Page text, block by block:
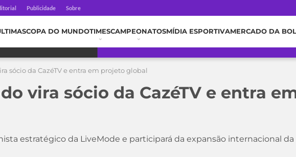
Publicidade Sobre
COPA DO MUNDOTIMESCAMPEONATOSMÍDIA ESPORTIVAMERCADO DA
sócio da CazéTV e entra em projeto global
vira sócio da CazéTV e entra
estratégico da LiveMode e participará da expansão internacional da